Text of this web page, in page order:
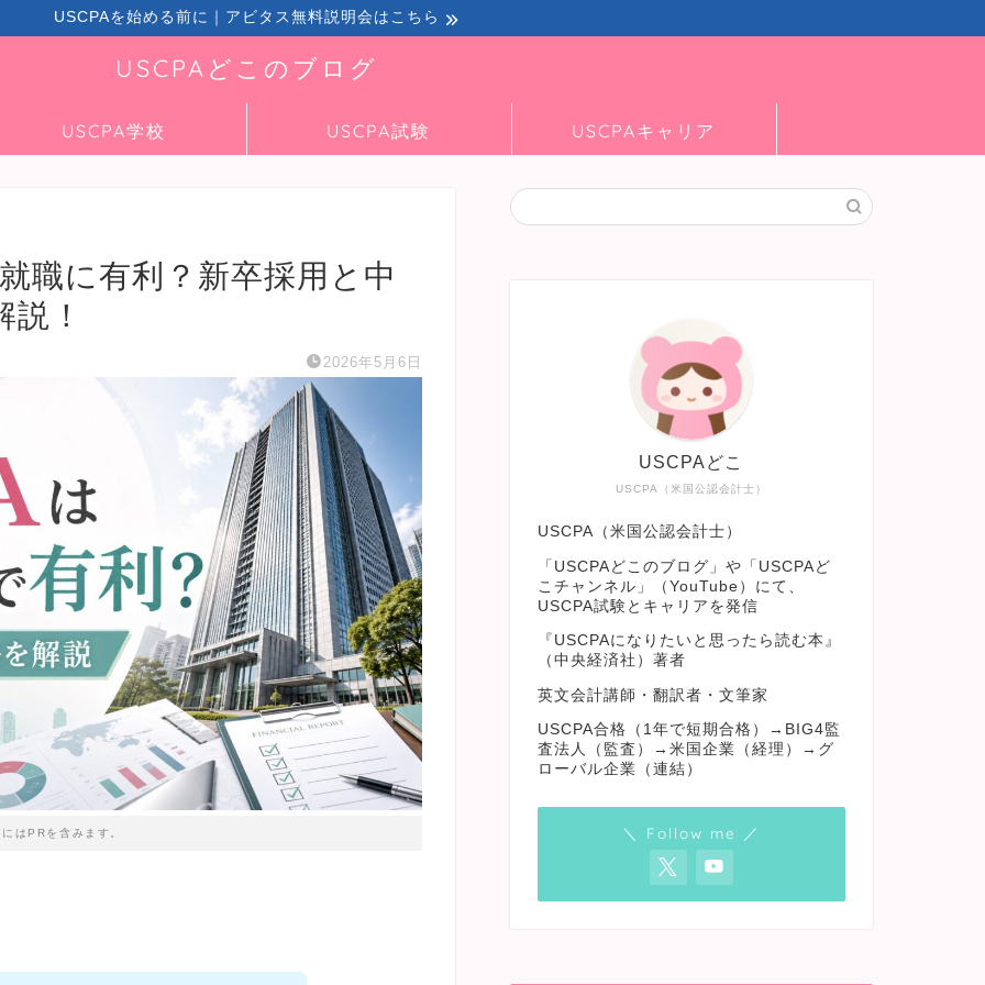
USCPAを始める前に｜アビタス無料説明会はこちら
USCPAどこのブログ
USCPA学校 USCPA試験 USCPAキャリア
職に有利？新卒採用と中
！
2026年5月6日
はPRを含みます。
USCPA（米国公認会計士）
USCPAどこ
USCPA（米国公認会計士）
「USCPAどこのブログ」や「USCPAど
こチャンネル」（YouTube）にて、
USCPA試験とキャリアを発信
『USCPAになりたいと思ったら読む本』
（中央経済社）著者
英文会計講師・翻訳者・文筆家
USCPA合格（1年で短期合格）→BIG4監
査法人（監査）→米国企業（経理）→グ
ローバル企業（連結）
＼ Follow me ／